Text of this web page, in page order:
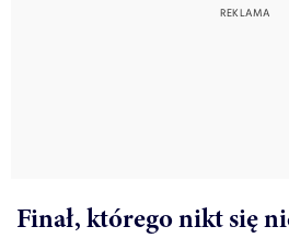
Finał, którego nikt się